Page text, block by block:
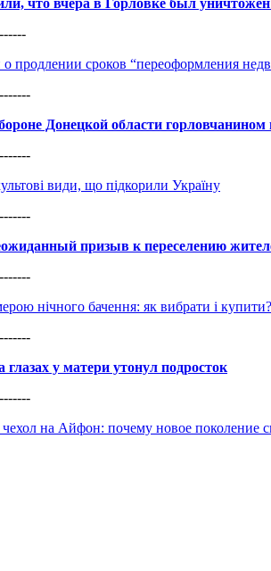
что вчера в Горловке был
продлении сроков “переоформления
Донецкой области
види, що підкорили Україну
призыв к переселению
нічного бачення: як вибрати і купити?
у матери утонул подросток
на Айфон: почему новое поколение